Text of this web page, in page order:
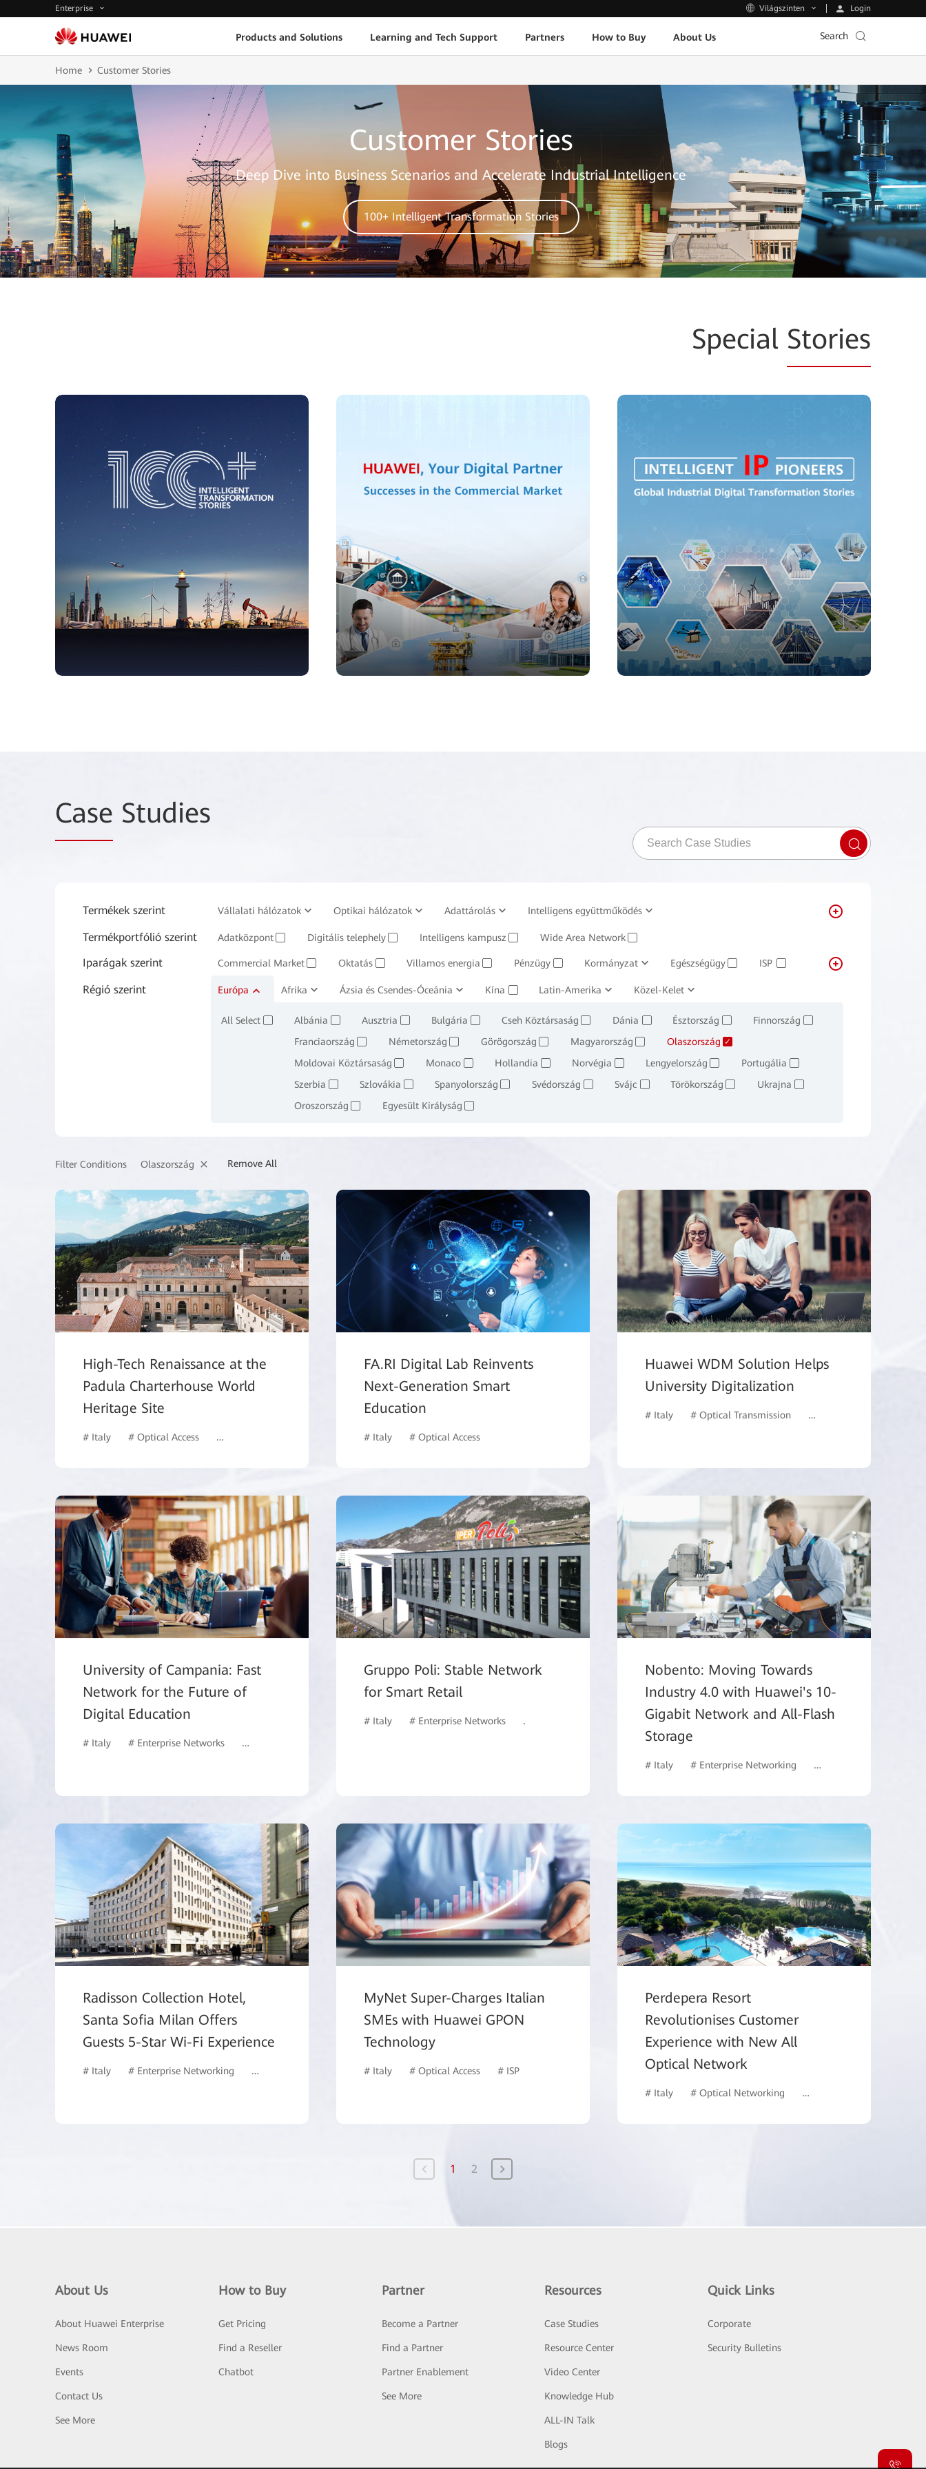
Enterprise Világszinten Login
Products and Solutions Learning and Tech Support Partners How to Buy About Us Search
Home Customer Stories
Customer Stories
Deep Dive into Business Scenarios and Accelerate Industrial Intelligence
100+ Intelligent Transformation Stories
Special Stories
Case Studies
Termékek szerint Vállalati hálózatok Optikai hálózatok Adattárolás Intelligens együttműködés
Vállalati vezeték nélküli hálózatok Vállalati szolgáltatások és szoftverek Menedzsent rendszer
Termékportfólió szerint Adatközpont Digitális telephely Intelligens kampusz Wide Area Network
Iparágak szerint Commercial Market Oktatás Villamos energia Pénzügy Kormányzat Egészségügy ISP
Gyártás ✓ Bányászat és kohászat ✓ „Olaj, gáz és vegyi anyagok” ✓ Kiskereskedelem ✓ Közlekedés
Régió szerint Európa
All Select Albánia Ausztria Bulgária Cseh Köztársaság Dánia Észtország Finnország
Franciaország Németország Görögország Magyarország Olaszország ✓
Moldovai Köztársaság Monaco Hollandia Norvégia Lengyelország Portugália
Szerbia Szlovákia Spanyolország Svédország Svájc Törökország Ukrajna
Oroszország Egyesült Királyság
Afrika Ázsia és Csendes-Óceánia Kína Latin-Amerika Közel-Kelet
Filter Conditions Olaszország Remove All
High-Tech Renaissance at the
Padula Charterhouse World
Heritage Site
# Italy # Optical Access # Intelligent Campus
FA.RI Digital Lab Reinvents
Next-Generation Smart
Education
# Italy # Optical Access
Huawei WDM Solution Helps
University Digitalization
# Italy # Optical Transmission # Education
University of Campania: Fast
Network for the Future of
Digital Education
# Italy # Enterprise Networks # Switches # Education
Gruppo Poli: Stable Network
for Smart Retail
# Italy # Enterprise Networks # Switches # Network Management, Control, and Analysis Software
Nobento: Moving Towards
Industry 4.0 with Huawei's 10-
Gigabit Network and All-Flash
Storage
# Italy # Enterprise Networking # Data Storage
Radisson Collection Hotel,
Santa Sofia Milan Offers
Guests 5-Star Wi-Fi Experience
# Italy # Enterprise Networking # Commercial Market
MyNet Super-Charges Italian
SMEs with Huawei GPON
Technology
# Italy # Optical Access # ISP
Perdepera Resort
Revolutionises Customer
Experience with New All
Optical Network
# Italy # Optical Networking # Intelligent Campus
1 2
About Us
About Huawei Enterprise
News Room
Events
Contact Us
See More
How to Buy
Get Pricing
Find a Reseller
Chatbot
Partner
Become a Partner
Find a Partner
Partner Enablement
See More
Resources
Case Studies
Resource Center
Video Center
Knowledge Hub
ALL-IN Talk
Blogs
Quick Links
Corporate
Security Bulletins